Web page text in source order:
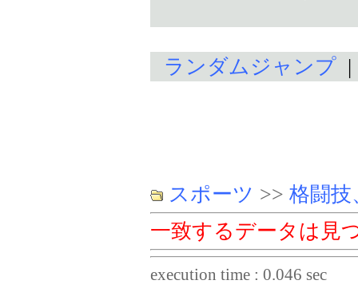
ランダムジャンプ
スポーツ >> 格闘技
一致するデータは見
execution time : 0.046 sec